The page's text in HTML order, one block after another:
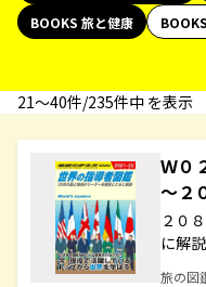
BOOKS 旅と健康
21〜40件/235件中 を表示
Ｗ０
～２
２０
に解説
旅の図